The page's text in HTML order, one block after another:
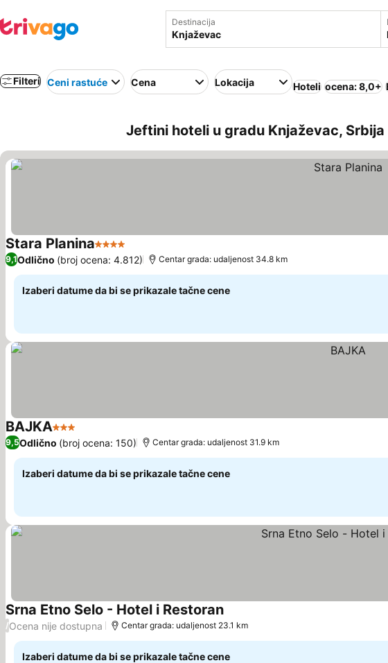
Destinacija
Filteri Ceni rastuće Cena Lokacija Hoteli ocena: 8,0+
Jeftini hoteli u gradu Knjaževac, Srbija
Stara Planina4 Zvezdice
9,1Odlično (broj ocena: 4.812) Centar grada: udaljenost 34.8 km
Izaberi datume da bi se prikazale tačne cene
BAJKA3 Zvezdice
9,5Odlično (broj ocena: 150) Centar grada: udaljenost 31.9 km
Izaberi datume da bi se prikazale tačne cene
Srna Etno Selo - Hotel i Restoran
/Ocena nije dostupna Centar grada: udaljenost 23.1 km
Izaberi datume da bi se prikazale tačne cene